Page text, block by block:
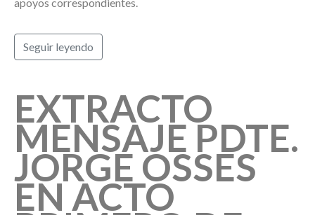
Seguir leyendo
EXTRACTO
MENSAJE PDTE.
JORGE OSSES
EN ACTO